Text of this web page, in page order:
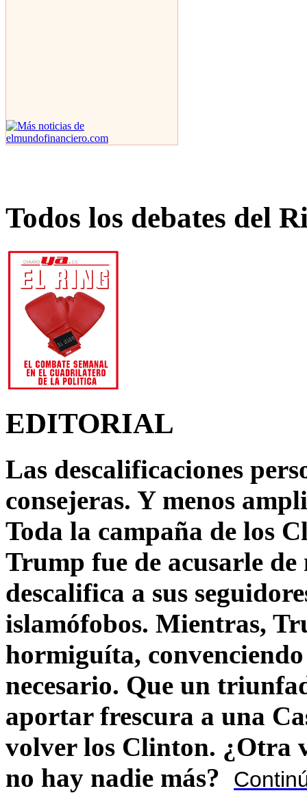
Todos los debates del
EDITORIAL
Las descalificaciones
consejeras. Y menos
Toda la campaña de los
Trump fue de acusarle
descalifica a sus
islamófobos. Mientras,
hormiguíta,
necesario. Que un
aportar frescura a una
volver los Clinton. ¿Otra
no hay nadie más?